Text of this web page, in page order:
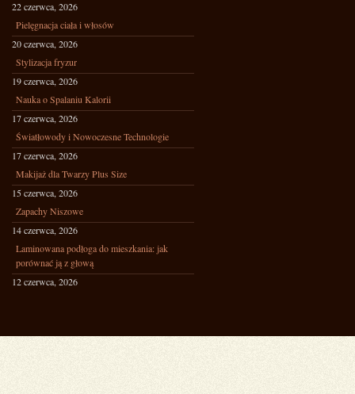
22 czerwca, 2026
Pielęgnacja ciała i włosów
20 czerwca, 2026
Stylizacja fryzur
19 czerwca, 2026
Nauka o Spalaniu Kalorii
17 czerwca, 2026
Światłowody i Nowoczesne Technologie
17 czerwca, 2026
Makijaż dla Twarzy Plus Size
15 czerwca, 2026
Zapachy Niszowe
14 czerwca, 2026
Laminowana podłoga do mieszkania: jak
porównać ją z głową
12 czerwca, 2026